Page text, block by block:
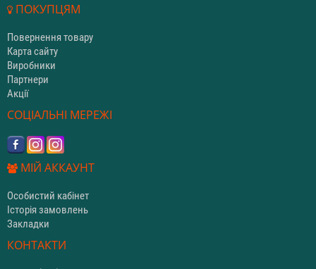
ПОКУПЦЯМ
Повернення товару
Карта сайту
Виробники
Партнери
Акції
СОЦІАЛЬНІ МЕРЕЖІ
МІЙ АККАУНТ
Особистий кабінет
Історія замовлень
Закладки
КОНТАКТИ